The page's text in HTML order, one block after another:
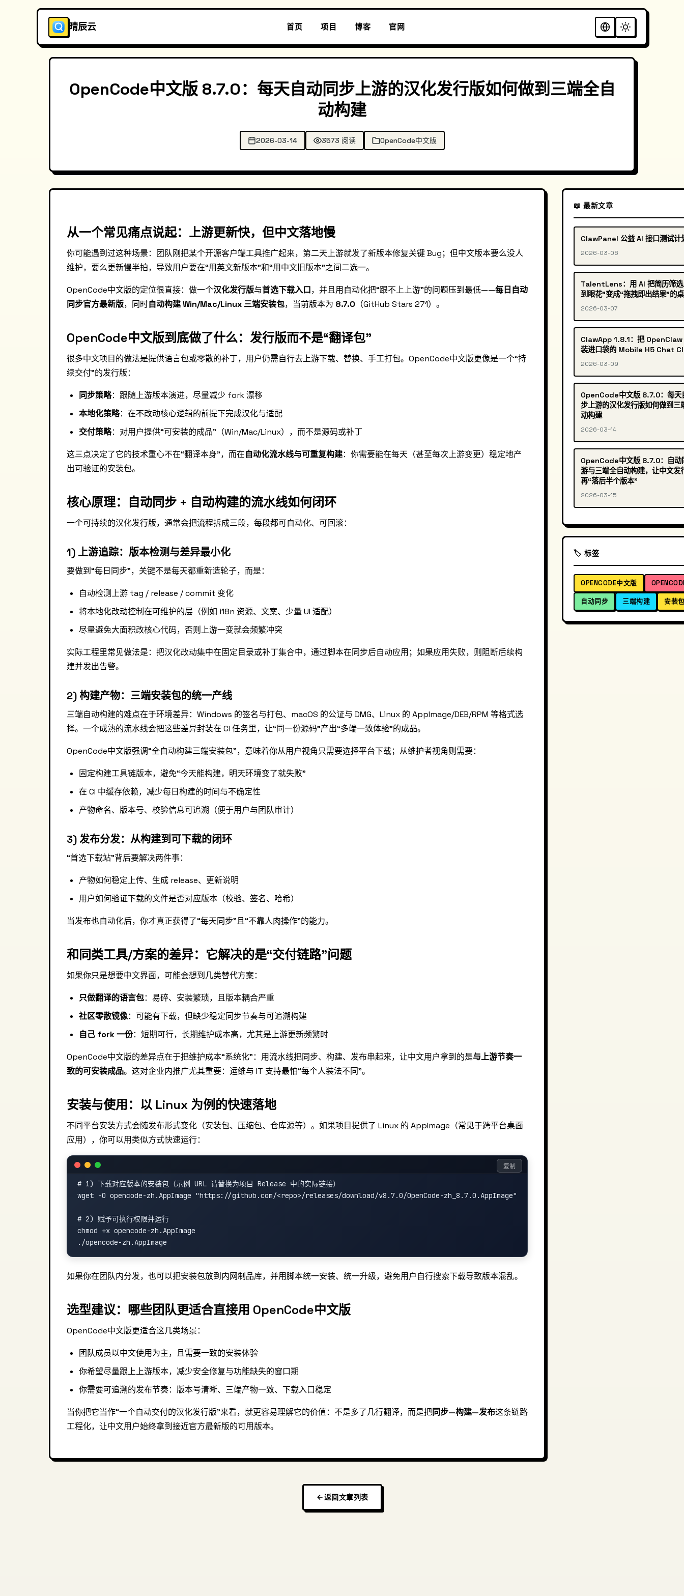
晴辰云 首页 项目 博客 官网
OpenCode中文版 8.7.0：每天自动同步上游的汉化发行版如何做到三端全自
动构建
2026-03-14 3573 阅读 OpenCode中文版
从一个常见痛点说起：上游更新快，但中文落地慢
你可能遇到过这种场景：团队刚把某个开源客户端工具推广起来，第二天上游就发了新版本修复关键 Bug；但中文版本要么没人
维护，要么更新慢半拍，导致用户要在“用英文新版本”和“用中文旧版本”之间二选一。
OpenCode中文版的定位很直接：做一个汉化发行版与首选下载入口，并且用自动化把“跟不上上游”的问题压到最低——每日自动
同步官方最新版，同时自动构建 Win/Mac/Linux 三端安装包，当前版本为 8.7.0 （GitHub Stars 271）。
OpenCode中文版到底做了什么：发行版而不是“翻译包”
很多中文项目的做法是提供语言包或零散的补丁，用户仍需自行去上游下载、替换、手工打包。OpenCode中文版更像是一个“持
续交付”的发行版：
同步策略：跟随上游版本演进，尽量减少 fork 漂移
本地化策略：在不改动核心逻辑的前提下完成汉化与适配
交付策略：对用户提供“可安装的成品”（Win/Mac/Linux），而不是源码或补丁
这三点决定了它的技术重心不在“翻译本身”，而在自动化流水线与可重复构建：你需要能在每天（甚至每次上游变更）稳定地产
出可验证的安装包。
核心原理：自动同步 + 自动构建的流水线如何闭环
一个可持续的汉化发行版，通常会把流程拆成三段，每段都可自动化、可回滚：
1) 上游追踪：版本检测与差异最小化
要做到“每日同步”，关键不是每天都重新造轮子，而是：
自动检测上游 tag / release / commit 变化
将本地化改动控制在可维护的层（例如 i18n 资源、文案、少量 UI 适配）
尽量避免大面积改核心代码，否则上游一变就会频繁冲突
实际工程里常见做法是：把汉化改动集中在固定目录或补丁集合中，通过脚本在同步后自动应用；如果应用失败，则阻断后续构
建并发出告警。
2) 构建产物：三端安装包的统一产线
三端自动构建的难点在于环境差异：Windows 的签名与打包、macOS 的公证与 DMG、Linux 的 AppImage/DEB/RPM 等格式选
择。一个成熟的流水线会把这些差异封装在 CI 任务里，让“同一份源码”产出“多端一致体验”的成品。
OpenCode中文版强调“全自动构建三端安装包”，意味着你从用户视角只需要选择平台下载；从维护者视角则需要：
固定构建工具链版本，避免“今天能构建，明天环境变了就失败”
在 CI 中缓存依赖，减少每日构建的时间与不确定性
产物命名、版本号、校验信息可追溯（便于用户与团队审计）
3) 发布分发：从构建到可下载的闭环
“首选下载站”背后要解决两件事：
产物如何稳定上传、生成 release、更新说明
用户如何验证下载的文件是否对应版本（校验、签名、哈希）
当发布也自动化后，你才真正获得了“每天同步”且“不靠人肉操作”的能力。
和同类工具/方案的差异：它解决的是“交付链路”问题
如果你只是想要中文界面，可能会想到几类替代方案：
只做翻译的语言包：易碎、安装繁琐，且版本耦合严重
社区零散镜像：可能有下载，但缺少稳定同步节奏与可追溯构建
自己 fork 一份：短期可行，长期维护成本高，尤其是上游更新频繁时
OpenCode中文版的差异点在于把维护成本“系统化”：用流水线把同步、构建、发布串起来，让中文用户拿到的是与上游节奏一
致的可安装成品。这对企业内推广尤其重要：运维与 IT 支持最怕“每个人装法不同”。
安装与使用：以 Linux 为例的快速落地
不同平台安装方式会随发布形式变化（安装包、压缩包、仓库源等）。如果项目提供了 Linux 的 AppImage（常见于跨平台桌面
应用），你可以用类似方式快速运行：
# 1) 下载对应版本的安装包（示例 URL 请替换为项目 Release 中的实际链接）
wget -O opencode-zh.AppImage "https://github.com/<repo>/releases/download/v8.7.0/OpenCode-zh_8.7.0.AppImage"
# 2) 赋予可执行权限并运行
chmod +x opencode-zh.AppImage
复制
如果你在团队内分发，也可以把安装包放到内网制品库，并用脚本统一安装、统一升级，避免用户自行搜索下载导致版本混乱。
选型建议：哪些团队更适合直接用 OpenCode中文版
OpenCode中文版更适合这几类场景：
团队成员以中文使用为主，且需要一致的安装体验
你希望尽量跟上上游版本，减少安全修复与功能缺失的窗口期
你需要可追溯的发布节奏：版本号清晰、三端产物一致、下载入口稳定
当你把它当作“一个自动交付的汉化发行版”来看，就更容易理解它的价值：不是多了几行翻译，而是把同步—构建—发布这条链路
工程化，让中文用户始终拿到接近官方最新版的可用版本。
📖 最新文章
ClawPanel 公益 AI 接口测试计
2026-03-06
TalentLens：用 AI 把简历筛选
到眼花”变成“拖拽即出结果”的
2026-03-07
ClawApp 1.8.1：把 OpenClaw
装进口袋的 Mobile H5 Chat
2026-03-09
OpenCode中文版 8.7.0：每天
步上游的汉化发行版如何做到三
动构建
2026-03-14
OpenCode中文版 8.7.0：自动
游与三端全自动构建，让中文发
再“落后半个版本”
2026-03-15
🏷️ 标签
OPENCODE中文版
自动同步 三端构建 安装
返回文章列表